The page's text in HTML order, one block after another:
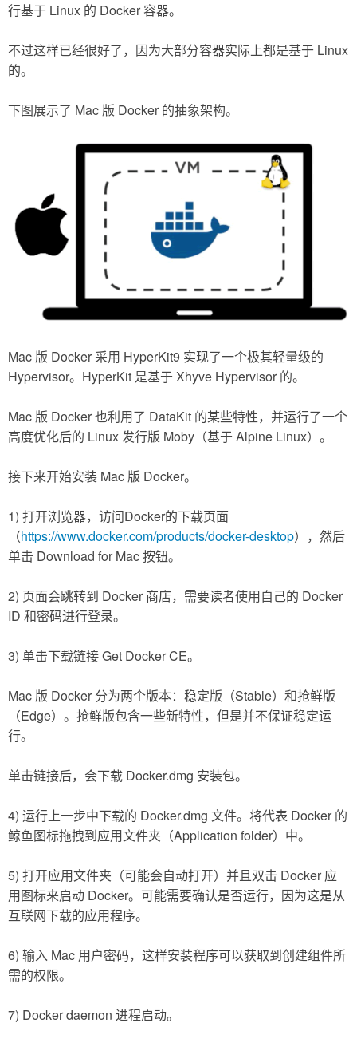
行基于 Linux 的 Docker 容器。
不过这样已经很好了，因为大部分容器实际上都是基于 Linux
的。
下图展示了 Mac 版 Docker 的抽象架构。
Mac 版 Docker 采用 HyperKit9 实现了一个极其轻量级的
Hypervisor。HyperKit 是基于 Xhyve Hypervisor 的。
Mac 版 Docker 也利用了 DataKit 的某些特性，并运行了一个
高度优化后的 Linux 发行版 Moby（基于 Alpine Linux）。
接下来开始安装 Mac 版 Docker。
1) 打开浏览器，访问Docker的下载页面
（https://www.docker.com/products/docker-desktop），然后
单击 Download for Mac 按钮。
2) 页面会跳转到 Docker 商店，需要读者使用自己的 Docker
ID 和密码进行登录。
3) 单击下载链接 Get Docker CE。
Mac 版 Docker 分为两个版本：稳定版（Stable）和抢鲜版
（Edge）。抢鲜版包含一些新特性，但是并不保证稳定运
行。
单击链接后，会下载 Docker.dmg 安装包。
4) 运行上一步中下载的 Docker.dmg 文件。将代表 Docker 的
鲸鱼图标拖拽到应用文件夹（Application folder）中。
5) 打开应用文件夹（可能会自动打开）并且双击 Docker 应
用图标来启动 Docker。可能需要确认是否运行，因为这是从
互联网下载的应用程序。
6) 输入 Mac 用户密码，这样安装程序可以获取到创建组件所
需的权限。
7) Docker daemon 进程启动。